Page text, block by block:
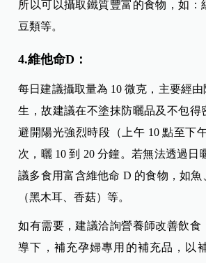
所以可以攝取鐵質豐富的食物，如：
豆類等。
4.維他命D：
每日建議攝取量為 10 微克，主要經
生，故建議在不塗抹防曬品及不包得
避開陽光強烈時段（上午 10 點至下
次，曬 10 到 20 分鐘。若無法透過日
議多食用富含維他命 D 的食物，如
（黑木耳、香菇）等。
如有需要，建議洽詢營養師改善飲食
導下，補充孕婦專用的補充品，以